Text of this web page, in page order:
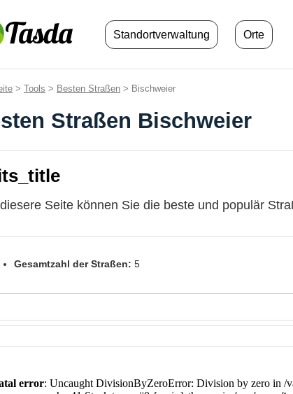
Standortverwaltung Orte
> Tools > Besten Straßen > Bischweier
Straßen Bischweier
Seite können Sie die beste und populär
Gesamtzahl der Straßen: 5